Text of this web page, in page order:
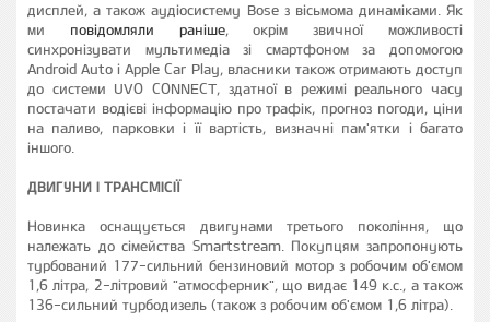
дисплей, а також аудіосистему Bose з вісьмома динаміками. Як
ми повідомляли раніше, окрім звичної можливості
синхронізувати мультимедіа зі смартфоном за допомогою
Android Auto і Apple Car Play, власники також отримають доступ
до системи UVO CONNECT, здатної в режимі реального часу
постачати водієві інформацію про трафік, прогноз погоди, ціни
на паливо, парковки і її вартість, визначні пам'ятки і багато
іншого.
ДВИГУНИ І ТРАНСМІСІЇ
Новинка оснащується двигунами третього покоління, що
належать до сімейства Smartstream. Покупцям запропонують
турбований 177-сильний бензиновий мотор з робочим об'ємом
1,6 літра, 2-літровий "атмосферник", що видає 149 к.с., а також
136-сильний турбодизель (також з робочим об'ємом 1,6 літра).